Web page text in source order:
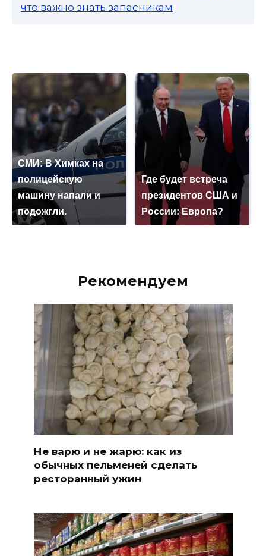
что важно знать запасникам
СМИ: В Химках на
полицейскую
машину напали и
подожгли.
Где будет встреча
президентов США и
России: Европа?
Рекомендуем
Не варю и не жарю: как из
обычных пельменей сделать
ресторанный ужин